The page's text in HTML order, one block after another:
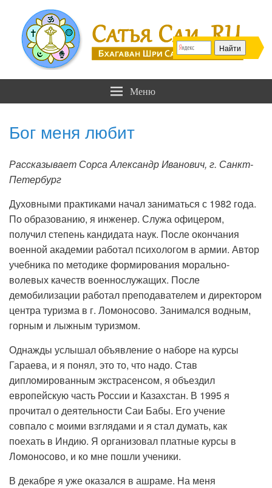
Сатья Саи .RU Меню
Бог меня любит
Рассказывает Сорса Александр Иванович, г. Санкт-
Петербург
Духовными практиками начал заниматься с 1982 года.
По образованию, я инженер. Служа офицером,
получил степень кандидата наук. После окончания
военной академии работал психологом в армии. Автор
учебника по методике формирования морально-
волевых качеств военнослужащих. После
демобилизации работал преподавателем и директором
центра туризма в г. Ломоносово. Занимался водным,
горным и лыжным туризмом.
Однажды услышал объявление о наборе на курсы
Гараева, и я понял, это то, что надо. Став
дипломированным экстрасенсом, я объездил
европейскую часть России и Казахстан. В 1995 я
прочитал о деятельности Саи Бабы. Его учение
совпало с моими взглядами и я стал думать, как
поехать в Индию. Я организовал платные курсы в
Ломоносово, и ко мне пошли ученики.
В декабре я уже оказался в ашраме. На меня